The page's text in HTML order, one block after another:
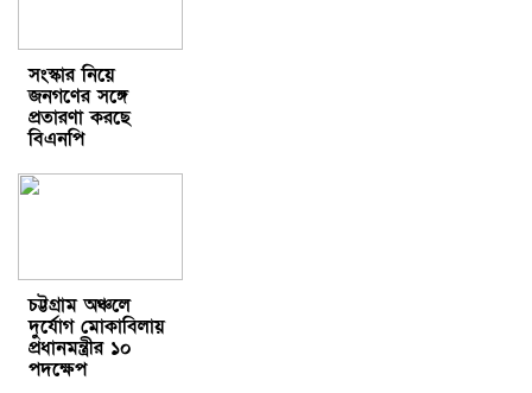
সংস্কার নিয়ে
জনগণের সঙ্গে
প্রতারণা করছে
বিএনপি
চট্টগ্রাম অঞ্চলে
দুর্যোগ মোকাবিলায়
প্রধানমন্ত্রীর ১০
পদক্ষেপ